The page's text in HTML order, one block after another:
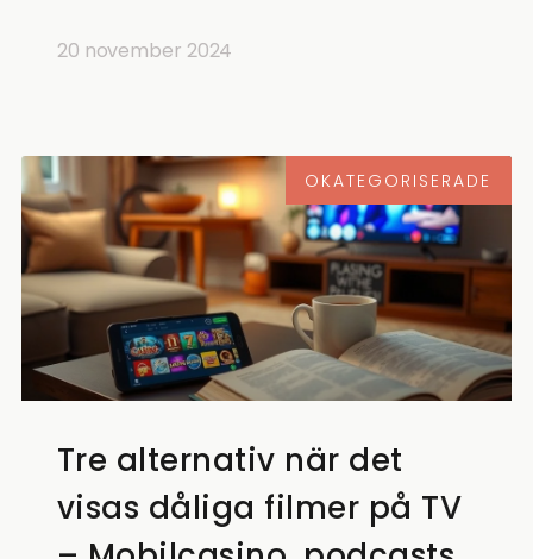
20 november 2024
OKATEGORISERADE
Tre alternativ när det
visas dåliga filmer på TV